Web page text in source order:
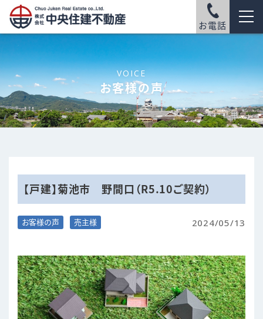
お電話
VOICE
お客様の声
【戸建】菊池市 野間口（R5.10ご契約）
お客様の声 売主様 2024/05/13